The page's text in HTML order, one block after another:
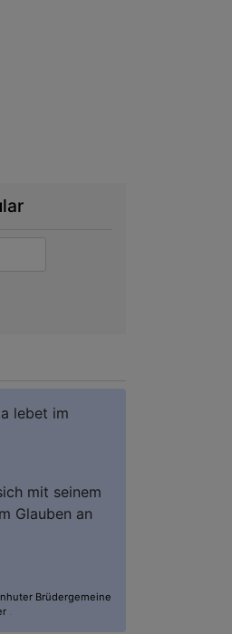
lebet im
mit seinem
Glauben an
Brüdergemeine
.